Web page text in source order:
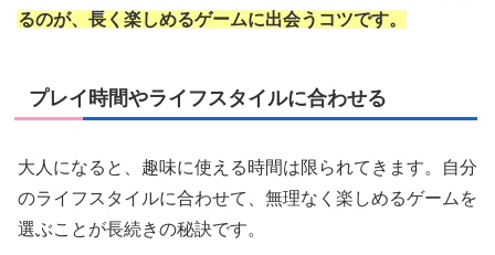
るのが、長く楽しめるゲームに出会うコツです。
プレイ時間やライフスタイルに合わせる
大人になると、趣味に使える時間は限られてきます。自分
のライフスタイルに合わせて、無理なく楽しめるゲームを
選ぶことが長続きの秘訣です。